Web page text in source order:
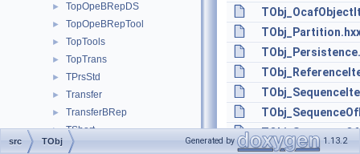
► TopOpeBRepDS
► TopOpeBRepTool
► TopTools
► TopTrans
► TPrsStd
► Transfer
► TransferBRep
► TShort
► Units
src TObj Generated by 1.13.2